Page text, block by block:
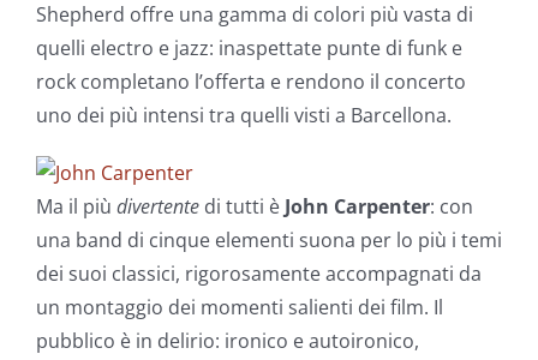
Shepherd offre una gamma di colori più vasta di
quelli electro e jazz: inaspettate punte di funk e
rock completano l’offerta e rendono il concerto
uno dei più intensi tra quelli visti a Barcellona.
Ma il più divertente di tutti è John Carpenter: con
una band di cinque elementi suona per lo più i temi
dei suoi classici, rigorosamente accompagnati da
un montaggio dei momenti salienti dei film. Il
pubblico è in delirio: ironico e autoironico,